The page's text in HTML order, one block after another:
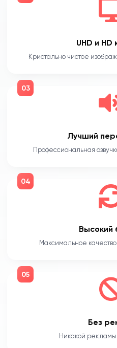
UHD и HD
Кристально чистое
03
Лучший
Профессиональная
04
Высокий
Максимальное
05
Без
Никакой рекламы